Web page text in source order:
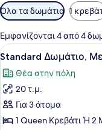
Διαθέσιμα
φίλτρα
για
τα
δωμάτια
Όλα τα δωμάτια 1
Εμφανίζονται 4 από 4
Προβολή
όλων
των
φωτογραφιών
για
Standard
4
Standard Δωμάτιο,
Θέα στην πόλη
20 τ.μ.
Για 3 άτομα
1 Queen Κρεβάτι Ή 2